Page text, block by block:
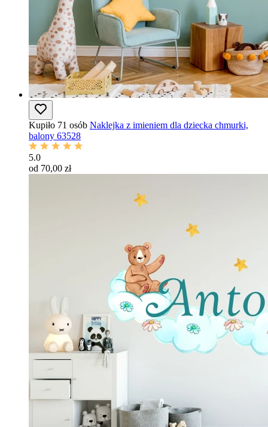
Kupiło 71 osób Naklejka z imieniem dla dziecka chmurki,
balony 63528
5.0
od 70,00 zł